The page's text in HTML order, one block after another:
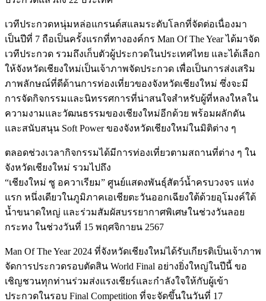
เวทีประกวดหนุ่มหล่อแกรนด์สแลมระดับโลกที่จัดต่อเนื่องมา
เป็นปีที่ 7 ถือเป็นครั้งแรกที่ทางองค์กร Man Of The Year ได้มาจัด
เวทีประกวด รวมถึงเก็บตัวผู้ประกวดในประเทศไทย และได้เลือก
ให้จังหวัดเชียงใหม่เป็นเจ้าภาพจัดประกวด เพื่อเป็นการส่งเสริม
ภาพลักษณ์ที่ดีด้านการท่องเที่ยวของจังหวัดเชียงใหม่ ซึ่งจะมี
การจัดกิจกรรมและนิทรรศการที่น่าสนใจสำหรับผู้ที่หลงใหลใน
ความงามและวัฒนธรรมของเชียงใหม่อีกด้วย พร้อมผลักดัน
และสนับสนุน Soft Power ของจังหวัดเชียงใหม่ในมิติต่าง ๆ
ตลอดช่วงเวลากิจกรรมได้มีการท่องเที่ยวตามสถานที่ต่าง ๆ ใน
จังหวัดเชียงใหม่ รวมไปถึง
“เชียงใหม่ ซู อควาเรียม” ศูนย์แสดงพันธุ์สัตว์น้ำครบวงจร แห่ง
แรก หนึ่งเดียวในภูมิภาคเอเชียตะวันออกเฉียงใต้ด้วยอุโมงค์ใต้
น้ำขนาดใหญ่ และร่วมสัมผัสบรรยากาศพิเศษในช่วงวันลอย
กระทง ในช่วงวันที่ 15 พฤศจิกายน 2567
Man Of The Year 2024 ที่จังหวัดเชียงใหม่ได้รับเกียรติเป็นเจ้าภาพ
จัดการประกวดรอบตัดสิน World Final อย่างยิ่งใหญ่ในปีนี้ ขอ
เชิญชวนทุกท่านร่วมส่งแรงเชียร์และกำลังใจให้กับผู้เข้า
ประกวดในรอบ Final Competition ที่จะจัดขึ้นในวันที่ 17